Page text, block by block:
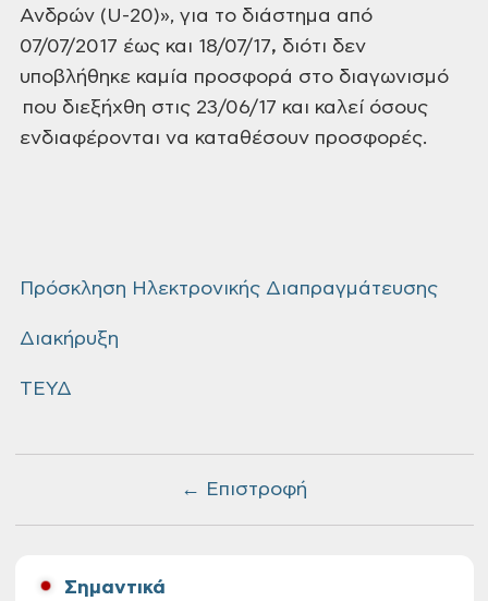
← Επιστροφή
Ανδρών (U-20)», για το διάστημα από
07/07/2017 έως και 18/07/17, διότι δεν
υποβλήθηκε καμία προσφορά στο διαγωνισμό
που διεξήχθη στις 23/06/17 και καλεί όσους
ενδιαφέρονται να καταθέσουν προσφορές.
Πρόσκληση Ηλεκτρονικής Διαπραγμάτευσης
Διακήρυξη
ΤΕΥΔ
Σημαντικά